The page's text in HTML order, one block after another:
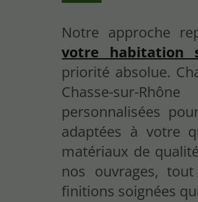
Notre approche
votre habitation
priorité absolue.
Chasse-sur-
personnalisées
adaptées à votre
matériaux de
nos ouvrages,
finitions soignées